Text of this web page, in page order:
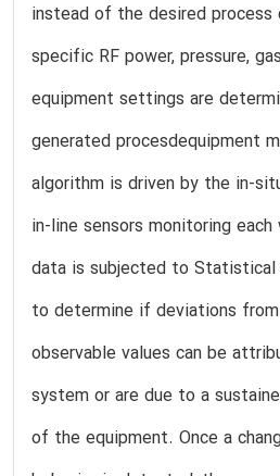
instead of the desired process
specific RF power, pressure,
equipment settings are
generated procesdequipment
algorithm is driven by the in-
in-line sensors monitoring
data is subjected to Statistical
to determine if deviations
observable values can be
system or are due to a
of the equipment. Once a